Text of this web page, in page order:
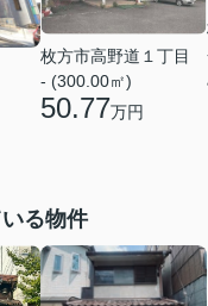
枚方市高野道１丁目
- (300.00㎡)
50.77万円
る物件